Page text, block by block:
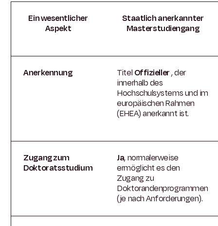
Ein wesentlicher
Aspekt
Staatlich anerkannter
Masterstudiengang
Anerkennung Titel Offizieller, der
innerhalb des
Hochschulsystems und im
europäischen Rahmen
(EHEA) anerkannt ist.
Zugang zum
Doktoratsstudium
Ja, normalerweise
ermöglicht es den
Zugang zu
Doktorandenprogrammen
(je nach Anforderungen).